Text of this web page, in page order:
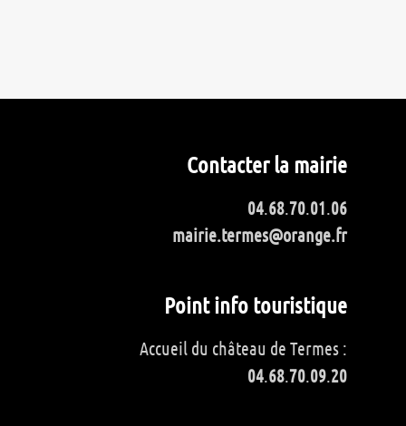
Contacter la mairie
04.68.70.01.06
mairie.termes@orange.fr
Point info touristique
Accueil du château de Termes :
04.68.70.09.20